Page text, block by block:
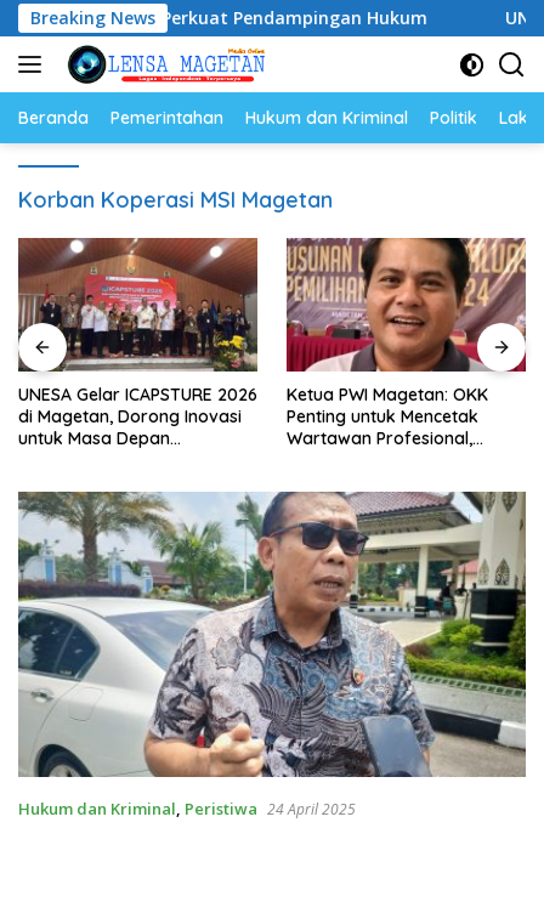
Langsung
ke
konten
Breaking News
Siap Perkuat Pendampingan Hukum UNESA
Beranda Pemerintahan Hukum dan Kriminal Politik
Korban Koperasi MSI Magetan
UNESA Gelar ICAPSTURE 2026
di Magetan, Dorong Inovasi
untuk Masa Depan
Ketua PWI Magetan: OKK
Penting untuk Mencetak
Wartawan Profesional,
Hukum dan Kriminal, Peristiwa 24 April 2025